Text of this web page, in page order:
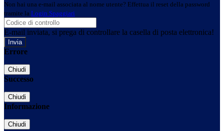
Non hai una e-mail associata al nome utente? Effettua il reset della password
tramite la Login Spaggiari
E-mail inviata, si prega di controllare la casella di posta elettronica!
Errore
Chiudi
Successo
Chiudi
Informazione
Chiudi